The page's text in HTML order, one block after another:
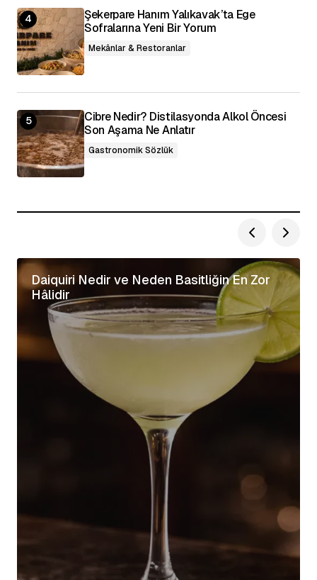
Şekerpare Hanım Yalıkavak’ta Ege
Sofralarına Yeni Bir Yorum
Mekânlar & Restoranlar
Cibre Nedir? Distilasyonda Alkol Öncesi
Son Aşama Ne Anlatır
Gastronomik Sözlük
Daiquiri Nedir ve Neden Basitliğin En Zor
Hâlidir